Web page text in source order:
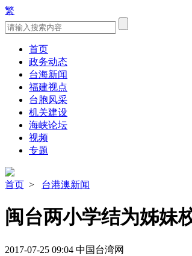
繁
首页
政务动态
台海新闻
福建视点
台胞风采
机关建设
海峡论坛
视频
专题
首页 > 台港澳新闻
闽台两小学结为姊妹
2017-07-25 09:04 中国台湾网